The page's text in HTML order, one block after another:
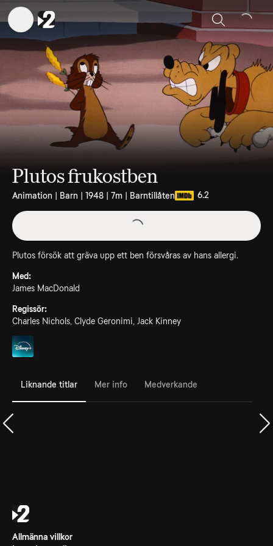
Sök
Plutos frukostben
Animation | Barn | 1948 | 7m | Barntillåten 6.2
Plutos försök att gräva upp ett ben försvåras av hans allergi.
Med:
James MacDonald
Regissör:
Charles Nichols, Clyde Geronimi, Jack Kinney
Liknande titlar Mer info Medverkande
Allmänna villkor